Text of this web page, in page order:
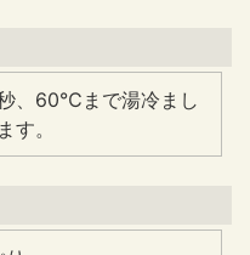
、60℃まで湯冷まし
す。